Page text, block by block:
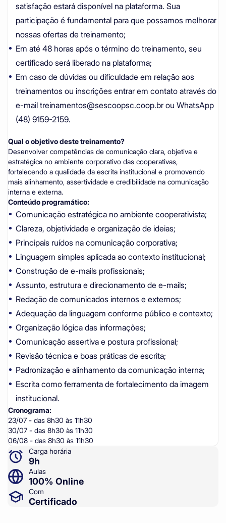
satisfação estará disponível na plataforma. Sua
participação é fundamental para que possamos melhorar
nossas ofertas de treinamento;
Em até 48 horas após o término do treinamento, seu
certificado será liberado na plataforma;
Em caso de dúvidas ou dificuldade em relação aos
treinamentos ou inscrições entrar em contato através do
e-mail treinamentos@sescoopsc.coop.br ou WhatsApp
(48) 9159-2159.
Qual o objetivo deste treinamento?
Desenvolver competências de comunicação clara, objetiva e
estratégica no ambiente corporativo das cooperativas,
fortalecendo a qualidade da escrita institucional e promovendo
mais alinhamento, assertividade e credibilidade na comunicação
interna e externa.
Conteúdo programático:
Comunicação estratégica no ambiente cooperativista;
Clareza, objetividade e organização de ideias;
Principais ruídos na comunicação corporativa;
Linguagem simples aplicada ao contexto institucional;
Construção de e-mails profissionais;
Assunto, estrutura e direcionamento de e-mails;
Redação de comunicados internos e externos;
Adequação da linguagem conforme público e contexto;
Organização lógica das informações;
Comunicação assertiva e postura profissional;
Revisão técnica e boas práticas de escrita;
Padronização e alinhamento da comunicação interna;
Escrita como ferramenta de fortalecimento da imagem
institucional.
Cronograma:
23/07 - das 8h30 às 11h30
30/07 - das 8h30 às 11h30
06/08 - das 8h30 às 11h30
Carga horária
9h
Aulas
100% Online
Com
Certificado